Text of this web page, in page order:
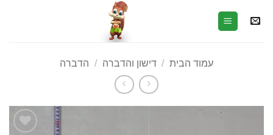
עמוד הבית דישון והדברה / הדברה